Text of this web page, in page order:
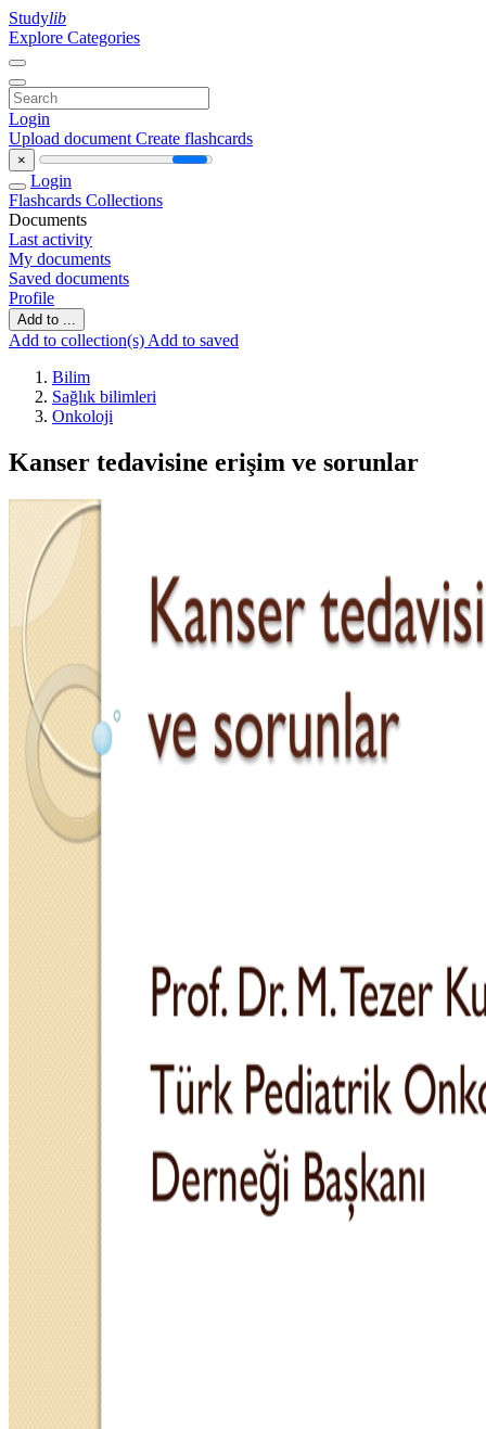
Studylib
Explore Categories
Login
Upload document Create flashcards
×
Login
Flashcards Collections
Documents
Last activity
My documents
Saved documents
Profile
Add to ...
Add to collection(s) Add to saved
Bilim
Sağlık bilimleri
Onkoloji
Kanser tedavisine erişim ve sorunlar